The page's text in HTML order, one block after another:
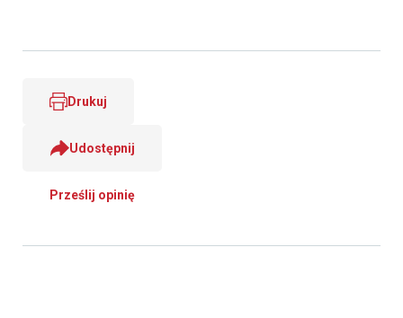
Drukuj
Udostępnij
Prześlij opinię